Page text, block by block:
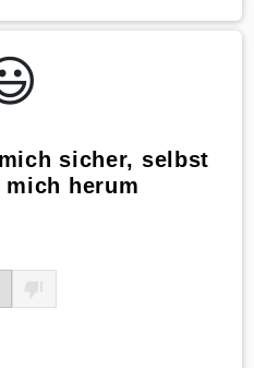
sicher, selbst
herum